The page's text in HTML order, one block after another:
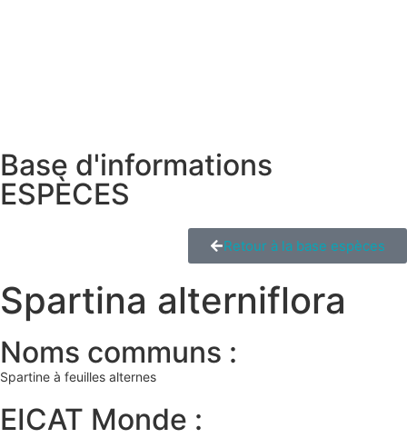
Base d'informations
ESPÈCES
Retour à la base espèces
Spartina alterniflora
Noms communs :
Spartine à feuilles alternes
EICAT Monde :